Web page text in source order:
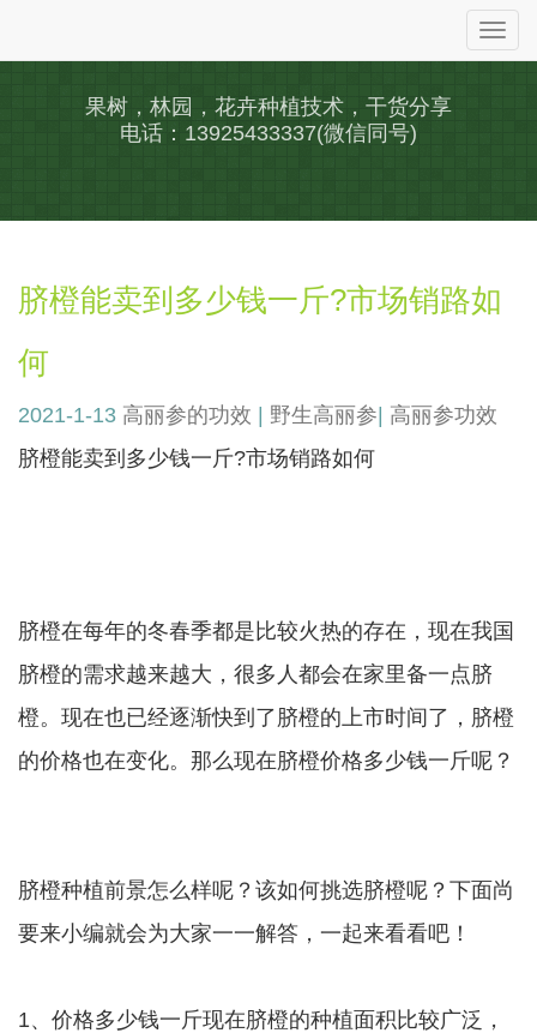
果树，林园，花卉种植技术，干货分享
电话：13925433337(微信同号)
脐橙能卖到多少钱一斤?市场销路如
何
2021-1-13 高丽参的功效 野生高丽参 高丽参功效
脐橙能卖到多少钱一斤?市场销路如何
脐橙在每年的冬春季都是比较火热的存在，现在我国
脐橙的需求越来越大，很多人都会在家里备一点脐
橙。现在也已经逐渐快到了脐橙的上市时间了，脐橙
的价格也在变化。那么现在脐橙价格多少钱一斤呢？
脐橙种植前景怎么样呢？该如何挑选脐橙呢？下面尚
要来小编就会为大家一一解答，一起来看看吧！
1、价格多少钱一斤现在脐橙的种植面积比较广泛，